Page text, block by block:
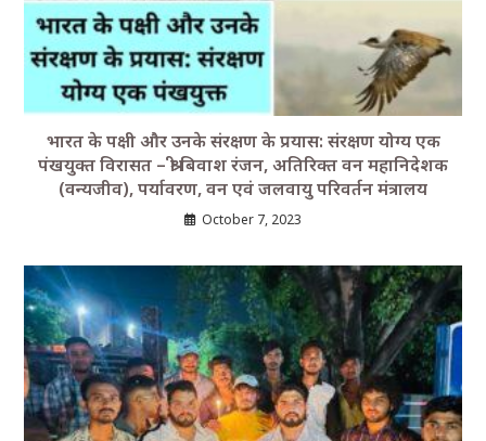
भारत के पक्षी और उनके संरक्षण के प्रयास: संरक्षण योग्य एक
पंखयुक्त विरासत – श्री बिवाश रंजन, अतिरिक्त वन महानिदेशक
(वन्यजीव), पर्यावरण, वन एवं जलवायु परिवर्तन मंत्रालय
October 7, 2023